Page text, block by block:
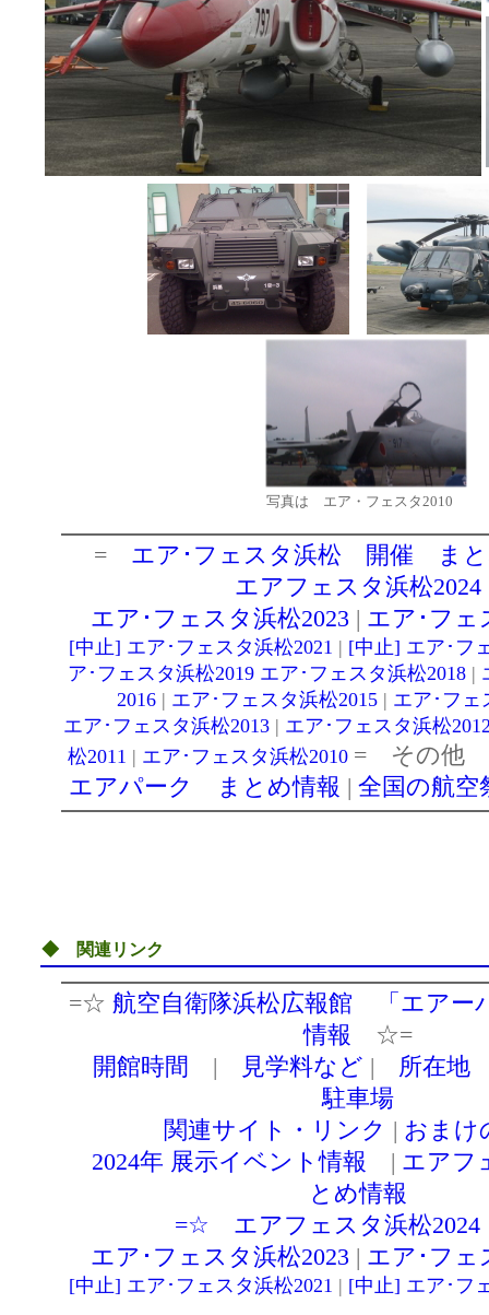
写真は エア・フェスタ2010
◆ 関連リンク